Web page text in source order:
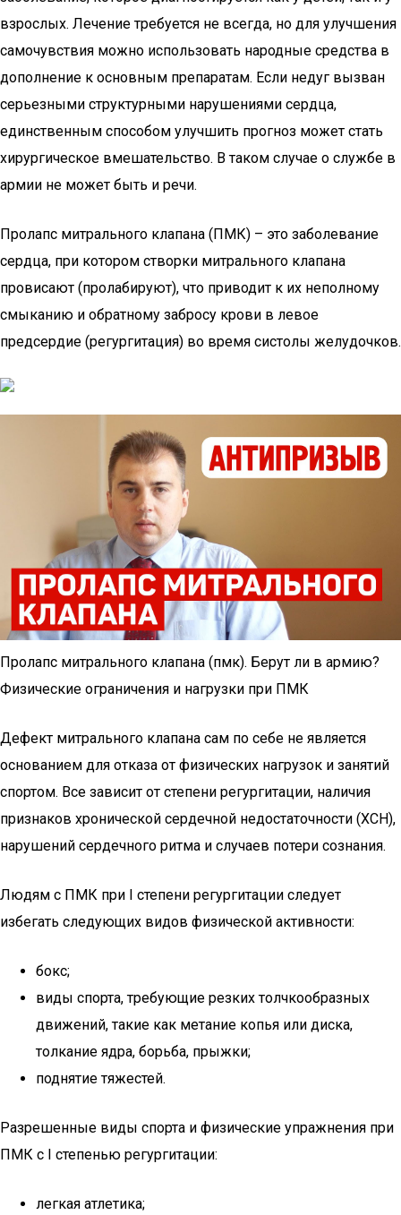
взрослых. Лечение требуется не всегда, но для улучшения
самочувствия можно использовать народные средства в
дополнение к основным препаратам. Если недуг вызван
серьезными структурными нарушениями сердца,
единственным способом улучшить прогноз может стать
хирургическое вмешательство. В таком случае о службе в
армии не может быть и речи.
Пролапс митрального клапана (ПМК) – это заболевание
сердца, при котором створки митрального клапана
провисают (пролабируют), что приводит к их неполному
смыканию и обратному забросу крови в левое
предсердие (регургитация) во время систолы желудочков.
Пролапс митрального клапана (пмк). Берут ли в армию?
Физические ограничения и нагрузки при ПМК
Дефект митрального клапана сам по себе не является
основанием для отказа от физических нагрузок и занятий
спортом. Все зависит от степени регургитации, наличия
признаков хронической сердечной недостаточности (ХСН),
нарушений сердечного ритма и случаев потери сознания.
Людям с ПМК при I степени регургитации следует
избегать следующих видов физической активности:
бокс;
виды спорта, требующие резких толчкообразных
движений, такие как метание копья или диска,
толкание ядра, борьба, прыжки;
поднятие тяжестей.
Разрешенные виды спорта и физические упражнения при
ПМК с I степенью регургитации:
легкая атлетика;